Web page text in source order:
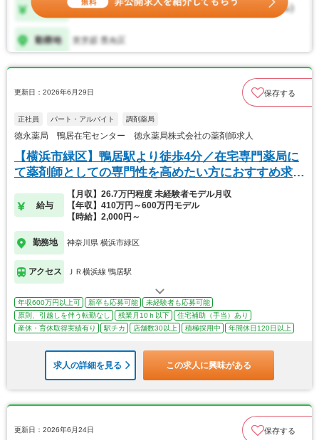
更新日：2026年6月29日 保存する
正社員 パート・アルバイト 調剤薬局
徳永薬局 鴨居在宅センター 徳永薬局株式会社の薬剤師求人
【横浜市緑区】鴨居駅より徒歩4分／在宅専門薬局に
て薬剤師としての専門性を高めたい方におすすめ求
給与
【月収】26.7万円程度 未経験者モデル月収
【年収】410万円～600万円モデル
【時給】2,000円～
勤務地 神奈川県 横浜市緑区
アクセス ＪＲ横浜線 鴨居駅
年収600万円以上可 新卒も応募可能
未経験者も応募可能
原則、引越しを伴う転勤なし
残業月10ｈ以下
住宅補助（手当）あり
産休・育休取得実績有り
駅チカ 店舗数30以上 積極採用中 年間休日120日以上
求人の詳細を見る この求人に興味がある
更新日：2026年6月24日 保存する